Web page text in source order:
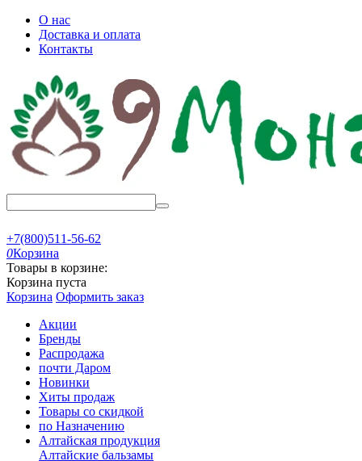
О нас
Доставка и оплата
Контакты
+7(800)511-56-62
0Корзина
Товары в корзине:
Корзина пуста
Корзина Оформить заказ
Акции
Бренды
Распродажа
почти Даром
Новинки
Хиты продаж
Товары со скидкой
по Назначению
Алтайская продукция
Алтайские бальзамы